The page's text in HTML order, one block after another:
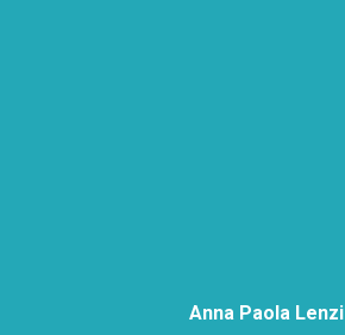
Anna Paola Lenzi